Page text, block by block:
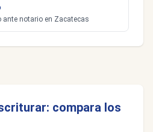
notario en Zacatecas
compara los